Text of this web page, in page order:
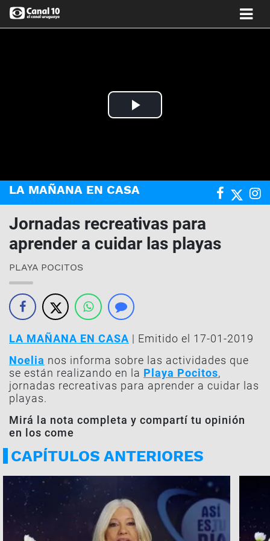
Play
LA MAÑANA EN CASA
Jornadas recreativas para
aprender a cuidar las playas
PLAYA POCITOS
LA MAÑANA EN CASA | Emitido el 17-01-2019
Noelia nos informa sobre las actividades que
se están realizando en la Playa Pocitos,
jornadas recreativas para aprender a cuidar las
playas.
Mirá la nota completa y compartí tu opinión
en los come
CAPÍTULOS ANTERIORES